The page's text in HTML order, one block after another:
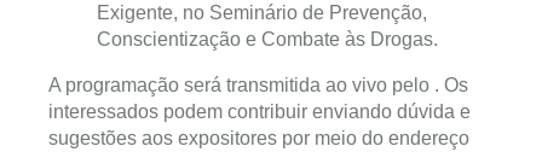
Exigente, no Seminário de Prevenção,
Conscientização e Combate às Drogas.
A programação será transmitida ao vivo pelo . Os
interessados podem contribuir enviando dúvida e
sugestões aos expositores por meio do endereço